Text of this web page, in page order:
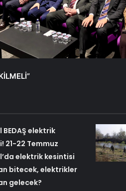
elektrik
21-22 Temmuz
elektrik kesintisi
bitecek, elektrikler
gelecek?